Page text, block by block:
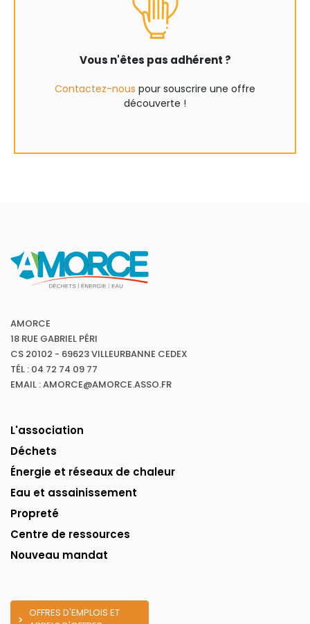
Vous n'êtes pas adhérent ?
Contactez-nous pour souscrire une offre
découverte !
AMORCE
18 RUE GABRIEL PÉRI
CS 20102 - 69623 VILLEURBANNE CEDEX
TÉL : 04 72 74 09 77
EMAIL : AMORCE@AMORCE.ASSO.FR
L'association
Déchets
Énergie et réseaux de chaleur
Eau et assainissement
Propreté
Centre de ressources
Nouveau mandat
OFFRES D'EMPLOIS ET